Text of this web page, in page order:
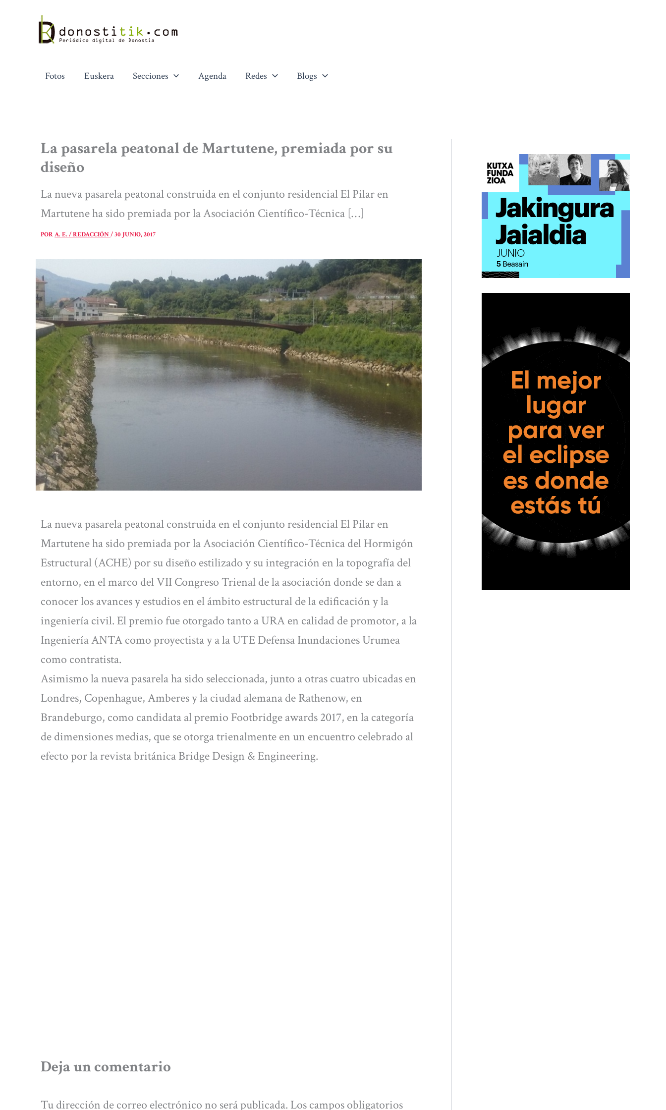
contenido
Fotos Euskera Secciones Agenda Redes Blogs
La pasarela peatonal de Martutene, premiada por su
diseño
La nueva pasarela peatonal construida en el conjunto residencial El Pilar en
Martutene ha sido premiada por la Asociación Científico-Técnica […]
PORA. E. / REDACCIÓN/30 JUNIO, 2017
La nueva pasarela peatonal construida en el conjunto residencial El Pilar en
Martutene ha sido premiada por la Asociación Científico-Técnica del Hormigón
Estructural (ACHE) por su diseño estilizado y su integración en la topografía del
entorno, en el marco del VII Congreso Trienal de la asociación donde se dan a
conocer los avances y estudios en el ámbito estructural de la edificación y la
ingeniería civil. El premio fue otorgado tanto a URA en calidad de promotor, a la
Ingeniería ANTA como proyectista y a la UTE Defensa Inundaciones Urumea
como contratista.
Asimismo la nueva pasarela ha sido seleccionada, junto a otras cuatro ubicadas en
Londres, Copenhague, Amberes y la ciudad alemana de Rathenow, en
Brandeburgo, como candidata al premio Footbridge awards 2017, en la categoría
de dimensiones medias, que se otorga trienalmente en un encuentro celebrado al
efecto por la revista británica Bridge Design & Engineering.
Deja un comentario
Tu dirección de correo electrónico no será publicada. Los campos obligatorios